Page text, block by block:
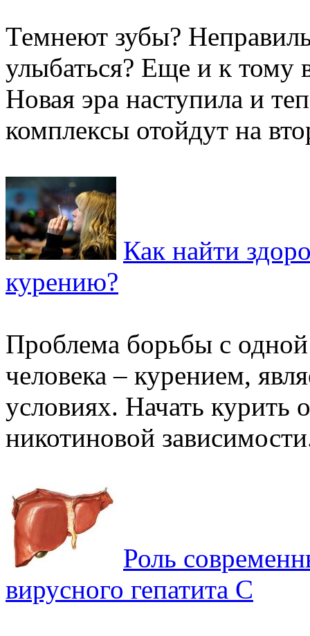
Темнеют зубы?
улыбаться? Еще и к тому
Новая эра наступила и
комплексы отойдут на
Как найти
курению?
Проблема борьбы с
человека – курением,
условиях. Начать курить
никотиновой
Роль
вирусного гепатита C